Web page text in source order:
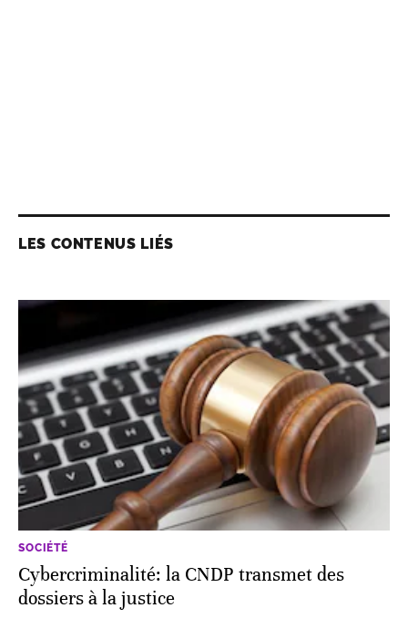
LES CONTENUS LIÉS
SOCIÉTÉ
Cybercriminalité: la CNDP transmet des
dossiers à la justice